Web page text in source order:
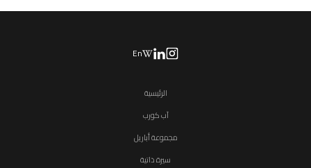
En
الرئيسية
آب كورب
مجموعة أباريل
سيرة ذاتية